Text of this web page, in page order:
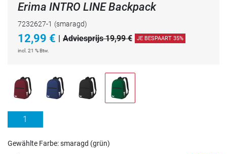
Erima INTRO LINE Backpack
7232627-1 (smaragd)
12,99 € | Adviesprijs 19,99 € JE BESPAART 35%
incl. 21 % Btw.
1
Gewählte Farbe: smaragd (grün)